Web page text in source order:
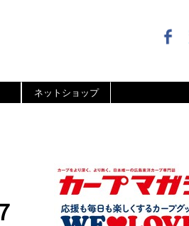
ネットショップ